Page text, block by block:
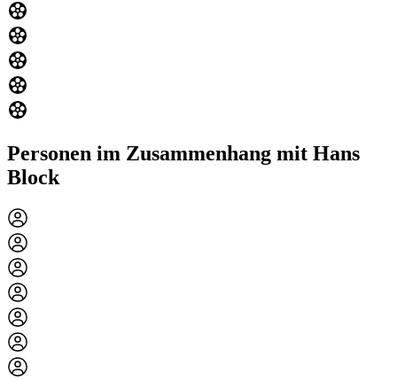
Personen im Zusammenhang mit Hans
Block